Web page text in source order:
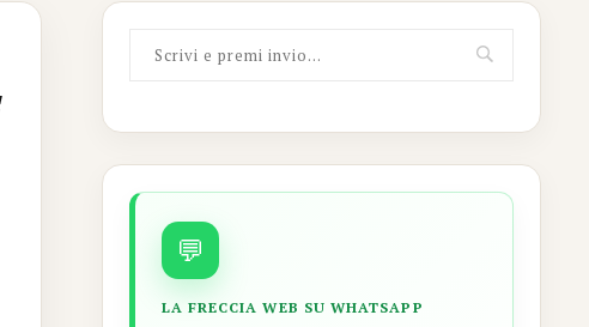
💬
LA FRECCIA WEB SU WHATSAPP